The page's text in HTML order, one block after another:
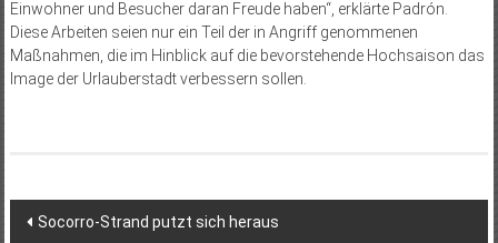
Einwohner und Besucher daran Freude haben“, erklärte Padrón.
Diese Arbeiten seien nur ein Teil der in Angriff genommenen
Maßnahmen, die im Hinblick auf die bevorstehende Hochsaison das
Image der Urlauberstadt verbessern sollen.
Beitragsnavigation
Socorro-Strand putzt sich heraus